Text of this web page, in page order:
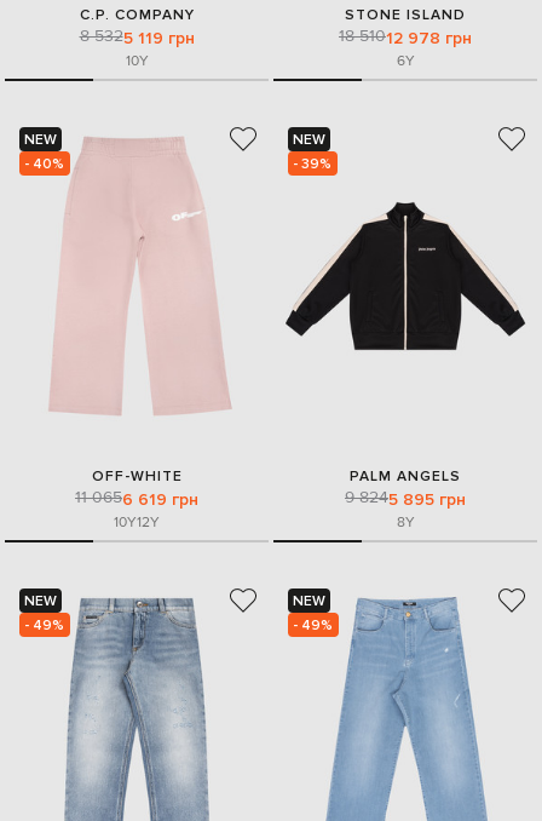
C.P. COMPANY
8 5325 119 грн
10Y
STONE ISLAND
18 51012 978 грн
6Y
NEW
- 40%
OFF-WHITE
11 0656 619 грн
10Y12Y
NEW
- 39%
PALM ANGELS
9 8245 895 грн
8Y
NEW
- 49%
NEW
- 49%